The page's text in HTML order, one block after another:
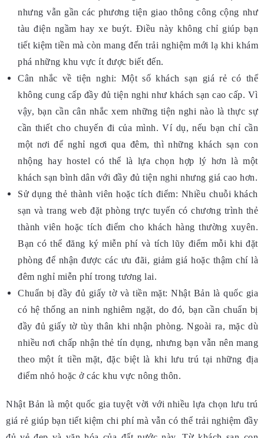
nhưng vẫn gần các phương tiện giao thông công cộng như
tàu điện ngầm hay xe buýt. Điều này không chỉ giúp bạn
tiết kiệm tiền mà còn mang đến trải nghiệm mới lạ khi khám
phá những khu vực ít được biết đến.
Cân nhắc về tiện nghi: Một số khách sạn giá rẻ có thể
không cung cấp đầy đủ tiện nghi như khách sạn cao cấp. Vì
vậy, bạn cần cân nhắc xem những tiện nghi nào là thực sự
cần thiết cho chuyến đi của mình. Ví dụ, nếu bạn chỉ cần
một nơi để nghỉ ngơi qua đêm, thì những khách sạn con
nhộng hay hostel có thể là lựa chọn hợp lý hơn là một
khách sạn bình dân với đầy đủ tiện nghi nhưng giá cao hơn.
Sử dụng thẻ thành viên hoặc tích điểm: Nhiều chuỗi khách
sạn và trang web đặt phòng trực tuyến có chương trình thẻ
thành viên hoặc tích điểm cho khách hàng thường xuyên.
Bạn có thể đăng ký miễn phí và tích lũy điểm mỗi khi đặt
phòng để nhận được các ưu đãi, giảm giá hoặc thậm chí là
đêm nghỉ miễn phí trong tương lai.
Chuẩn bị đầy đủ giấy tờ và tiền mặt: Nhật Bản là quốc gia
có hệ thống an ninh nghiêm ngặt, do đó, bạn cần chuẩn bị
đầy đủ giấy tờ tùy thân khi nhận phòng. Ngoài ra, mặc dù
nhiều nơi chấp nhận thẻ tín dụng, nhưng bạn vẫn nên mang
theo một ít tiền mặt, đặc biệt là khi lưu trú tại những địa
điểm nhỏ hoặc ở các khu vực nông thôn.
Nhật Bản là một quốc gia tuyệt vời với nhiều lựa chọn lưu trú
giá rẻ giúp bạn tiết kiệm chi phí mà vẫn có thể trải nghiệm đầy